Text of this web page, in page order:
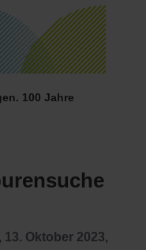
100 Jahre
Oktober 2023,